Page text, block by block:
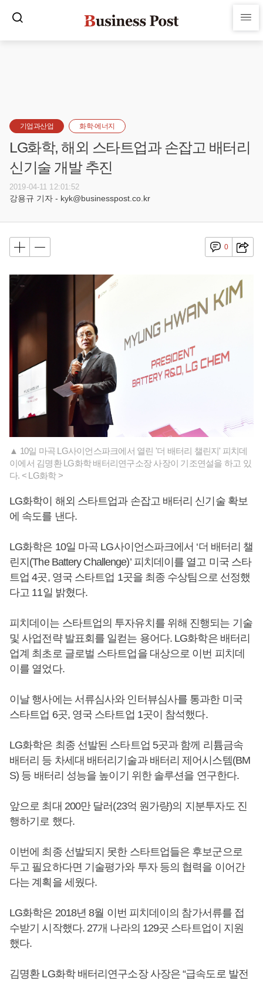
기업과산업 화학·에너지
LG화학, 해외 스타트업과 손잡고 배터리
신기술 개발 추진
2019-04-11 12:01:52
강용규 기자 - kyk@businesspost.co.kr
0
▲ 10일 마곡 LG사이언스파크에서 열린 '더 배터리 챌린지' 피치데
이에서 김명환 LG화학 배터리연구소장 사장이 기조연설을 하고 있
다. < LG화학 >
LG화학이 해외 스타트업과 손잡고 배터리 신기술 확보
에 속도를 낸다.
LG화학은 10일 마곡 LG사이언스파크에서 ‘더 배터리 챌
린지(The Battery Challenge)’ 피치데이를 열고 미국 스타
트업 4곳, 영국 스타트업 1곳을 최종 수상팀으로 선정했
다고 11일 밝혔다.
피치데이는 스타트업의 투자유치를 위해 진행되는 기술
및 사업전략 발표회를 일컫는 용어다. LG화학은 배터리
업계 최초로 글로벌 스타트업을 대상으로 이번 피치데
이를 열었다.
이날 행사에는 서류심사와 인터뷰심사를 통과한 미국
스타트업 6곳, 영국 스타트업 1곳이 참석했다.
LG화학은 최종 선발된 스타트업 5곳과 함께 리튬금속
배터리 등 차세대 배터리기술과 배터리 제어시스템(BM
S) 등 배터리 성능을 높이기 위한 솔루션을 연구한다.
앞으로 최대 200만 달러(23억 원가량)의 지분투자도 진
행하기로 했다.
이번에 최종 선발되지 못한 스타트업들은 후보군으로
두고 필요하다면 기술평가와 투자 등의 협력을 이어간
다는 계획을 세웠다.
LG화학은 2018년 8월 이번 피치데이의 참가서류를 접
수받기 시작했다. 27개 나라의 129곳 스타트업이 지원
했다.
김명환 LG화학 배터리연구소장 사장은 “급속도로 발전